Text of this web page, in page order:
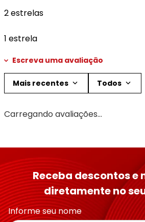
2 estrelas
1 estrela
Escreva uma avaliação
Título
Avalie o produto de 1 a 5
★★★★★
Seu nome
Mais recentes Todos
Carregando avaliações…
Receba descontos e
diretamente no
Informe seu nome